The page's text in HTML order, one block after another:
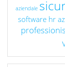
aziendale
software hr